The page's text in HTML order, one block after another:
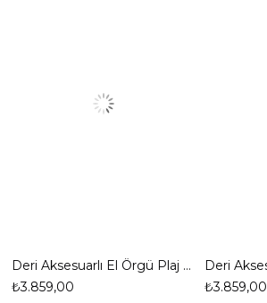
Deri Aksesuarlı El Örgü Plaj Günlük Çanta
₺3.859,00
₺3.859,00